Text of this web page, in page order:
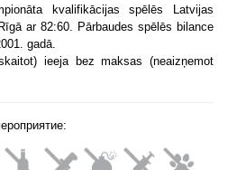
kvalifikācijas spēlēs Latvijas
ar 82:60. Pārbaudes spēlēs bilance
gadā.
ieeja bez maksas (neaizņemot